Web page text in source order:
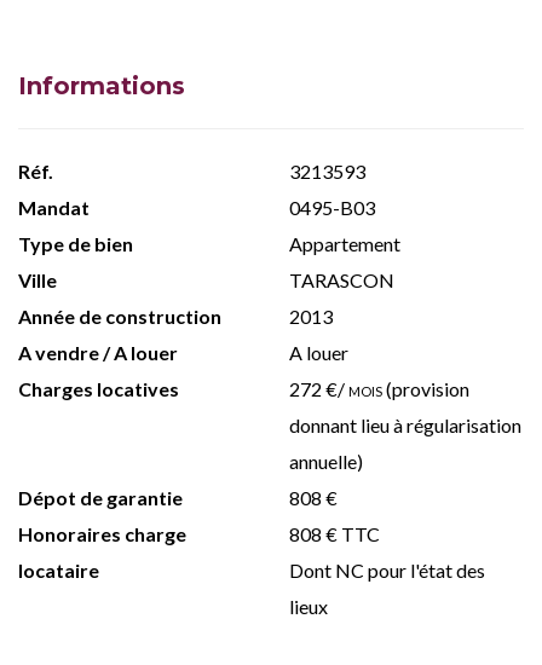
Informations
Réf.
3213593
Mandat
0495-B03
Type de bien
Appartement
Ville
TARASCON
Année de construction
2013
A vendre / A louer
A louer
Charges locatives
272 €/mois(provision
donnant lieu à régularisation
annuelle)
Dépot de garantie
808 €
Honoraires charge
locataire
808 € TTC
Dont NC pour l'état des
lieux